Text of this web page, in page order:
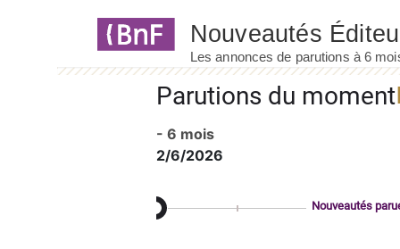
Parutions du moment
- 6 mois
2/6/2026
Nouveautés